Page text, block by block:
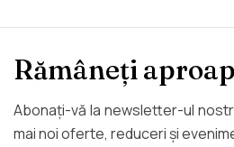
Rămâneți
Abonați-vă la newsletter-ul
mai noi oferte, reduceri și